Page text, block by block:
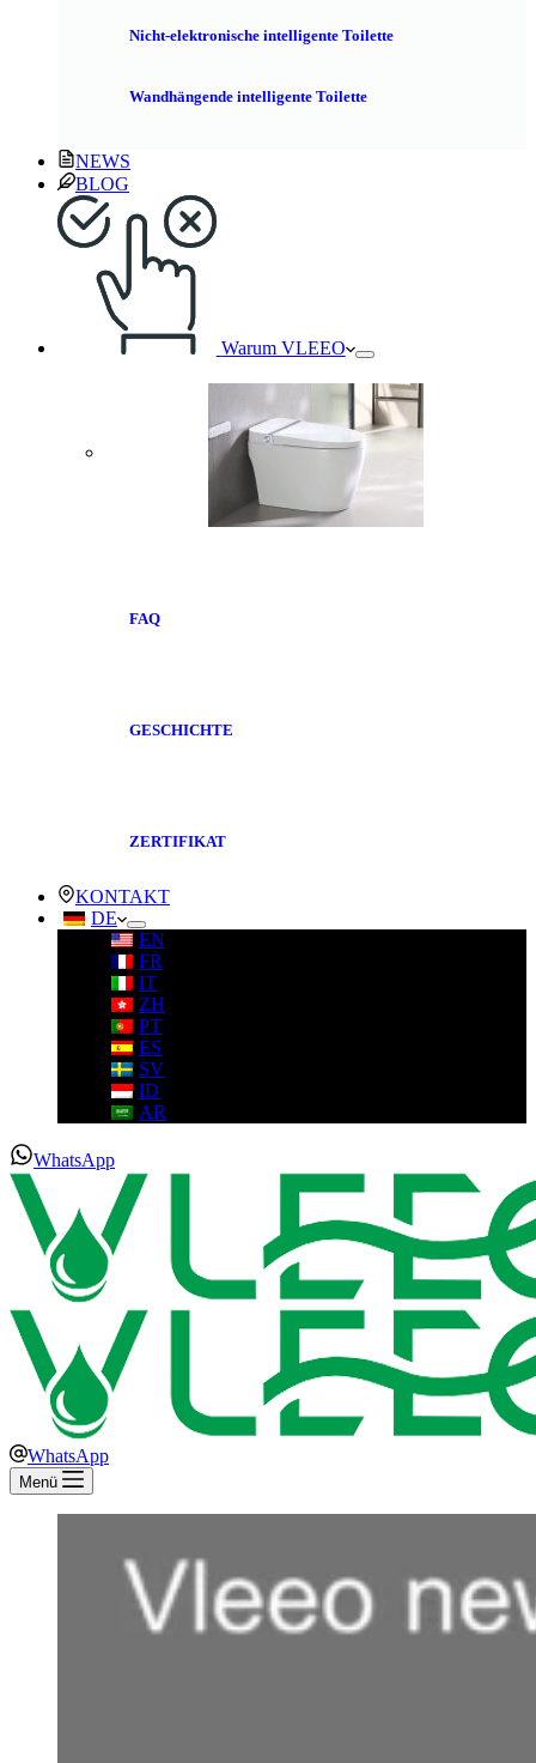
Nicht-elektronische intelligente Toilette
Wandhängende intelligente Toilette
NEWS
BLOG
Warum VLEEO
FAQ
GESCHICHTE
ZERTIFIKAT
KONTAKT
DE
EN
FR
IT
ZH
PT
ES
SV
ID
AR
WhatsApp
WhatsApp
Menü